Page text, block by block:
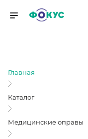
Главная
Каталог
Медицинские оправы